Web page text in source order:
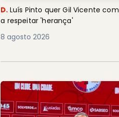
D. Luís Pinto quer Gil Vicente
a respeitar 'herança'
8 agosto 2026